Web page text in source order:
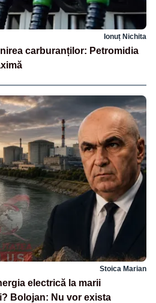
Ionuț Nichita
carburanților: Petromidia
Stoica Marian
electrică la marii
Bolojan: Nu vor exista